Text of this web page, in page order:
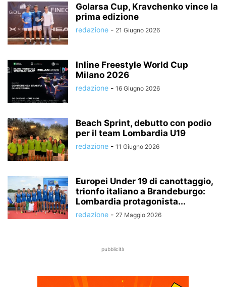
Golarsa Cup, Kravchenko vince la
prima edizione
redazione - 21 Giugno 2026
Inline Freestyle World Cup
Milano 2026
redazione - 16 Giugno 2026
Beach Sprint, debutto con podio
per il team Lombardia U19
redazione - 11 Giugno 2026
Europei Under 19 di canottaggio,
trionfo italiano a Brandeburgo:
Lombardia protagonista...
redazione - 27 Maggio 2026
pubblicità